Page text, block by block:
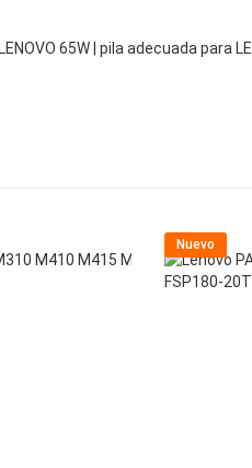
65W | pila adecuada para
Nuevo